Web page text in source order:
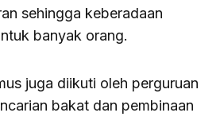
sehingga keberadaan
banyak orang.
juga diikuti oleh perguruan
bakat dan pembinaan